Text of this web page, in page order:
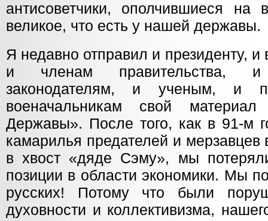
антисоветчики, ополчившиеся
великое, что есть у нашей державы.
Я недавно отправил и президенту, и
и членам правительства,
законодателям, и ученым, и
военачальникам свой
Державы». После того, как в 91-м
камарилья предателей и мерзавцев
в хвост «дяде Сэму», мы
позиции в области экономики. Мы
русских! Потому что были
духовности и коллективизма,